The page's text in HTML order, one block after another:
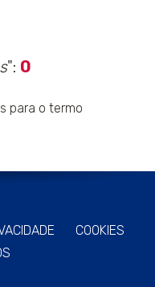
": 0
para o termo
COOKIES